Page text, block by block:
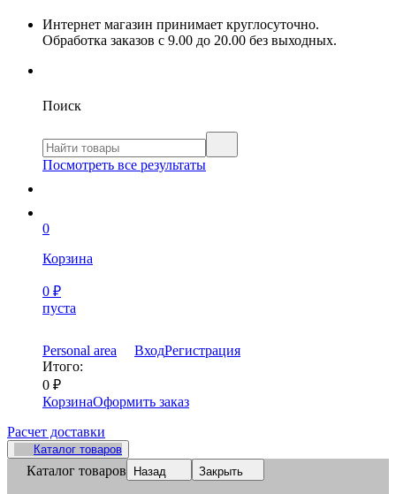
Интернет магазин принимает круглосуточно.
Обработка заказов с 9.00 до 20.00 без выходных.
Поиск
Посмотреть все результаты
0
Корзина
0 ₽
пуста
Personal area ВходРегистрация
Итого:
0 ₽
КорзинаОформить заказ
Расчет доставки
Каталог товаров
Каталог товаров Назад Закрыть